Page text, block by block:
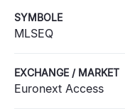
SYMBOLE
MLSEQ
EXCHANGE / MARKET
Euronext Access